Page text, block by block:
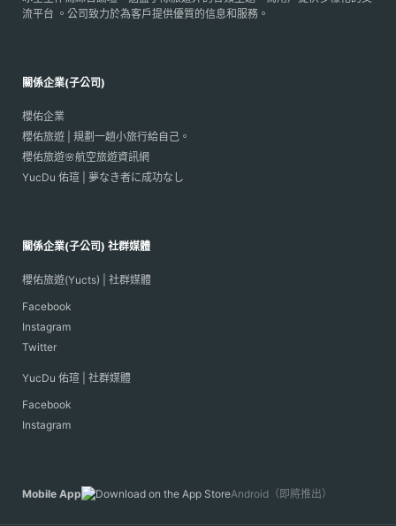
流平台 。公司致力於為客戶提供優質的信息和服務。
關係企業(子公司)
櫻佑企業
櫻佑旅遊 | 規劃一趟小旅行給自己。
櫻佑旅遊🌸航空旅遊資訊網
YucDu 佑瑄 | 夢なき者に成功なし
關係企業(子公司) 社群媒體
櫻佑旅遊(Yucts) | 社群媒體
Facebook
Instagram
Twitter
YucDu 佑瑄 | 社群媒體
Facebook
Instagram
Mobile App Android（即將推出）